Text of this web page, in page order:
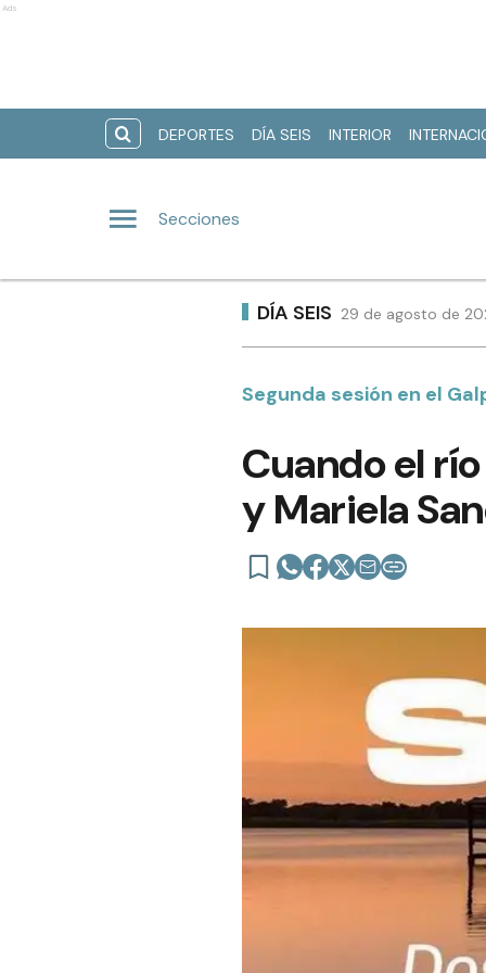
Ads
DEPORTES DÍA SEIS INTERIOR
Secciones
DÍA SEIS 29 de agosto de
Segunda sesión en el
Cuando el
y Mariela